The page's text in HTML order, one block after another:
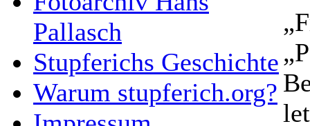
Pallasch
Stupferichs Geschichte
Warum stupferich.org?